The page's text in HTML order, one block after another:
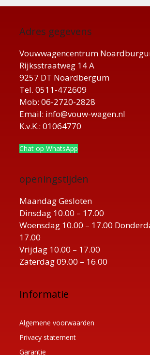
Adres gegevens
Vouwwagencentrum
Rijksstraatweg 14 A
9257 DT Noardbergum
Tel. 0511-472609
Mob: 06-2720-2828
Email: info@vouw-wagen.nl
K.v.K.: 01064770
Chat op WhatsApp
openingstijden
Maandag Gesloten
Dinsdag 10.00 – 17.00
Woensdag 10.00 – 17.00
17.00
Vrijdag 10.00 – 17.00
Zaterdag 09.00 – 16.00
Informatie
Algemene voorwaarden
Privacy statement
Garantie